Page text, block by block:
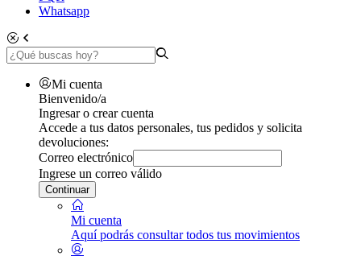
Whatsapp
Mi cuenta
Bienvenido/a
Ingresar o crear cuenta
Accede a tus datos personales, tus pedidos y solicita
devoluciones:
Correo electrónico
Ingrese un correo válido
Continuar
Mi cuenta
Aquí podrás consultar todos tus movimientos